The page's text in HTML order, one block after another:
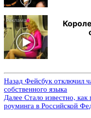
Назад Фейсбук отключил
собственного языка
Далее Стало известно,
роуминга в Российской